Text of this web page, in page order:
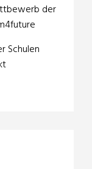
der
Schulen